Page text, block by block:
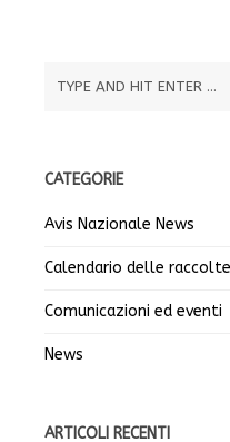
CATEGORIE
Avis Nazionale News
Calendario delle raccolte
Comunicazioni ed eventi
News
ARTICOLI RECENTI